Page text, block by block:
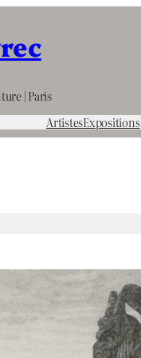
| Paris
ArtistesExpositions